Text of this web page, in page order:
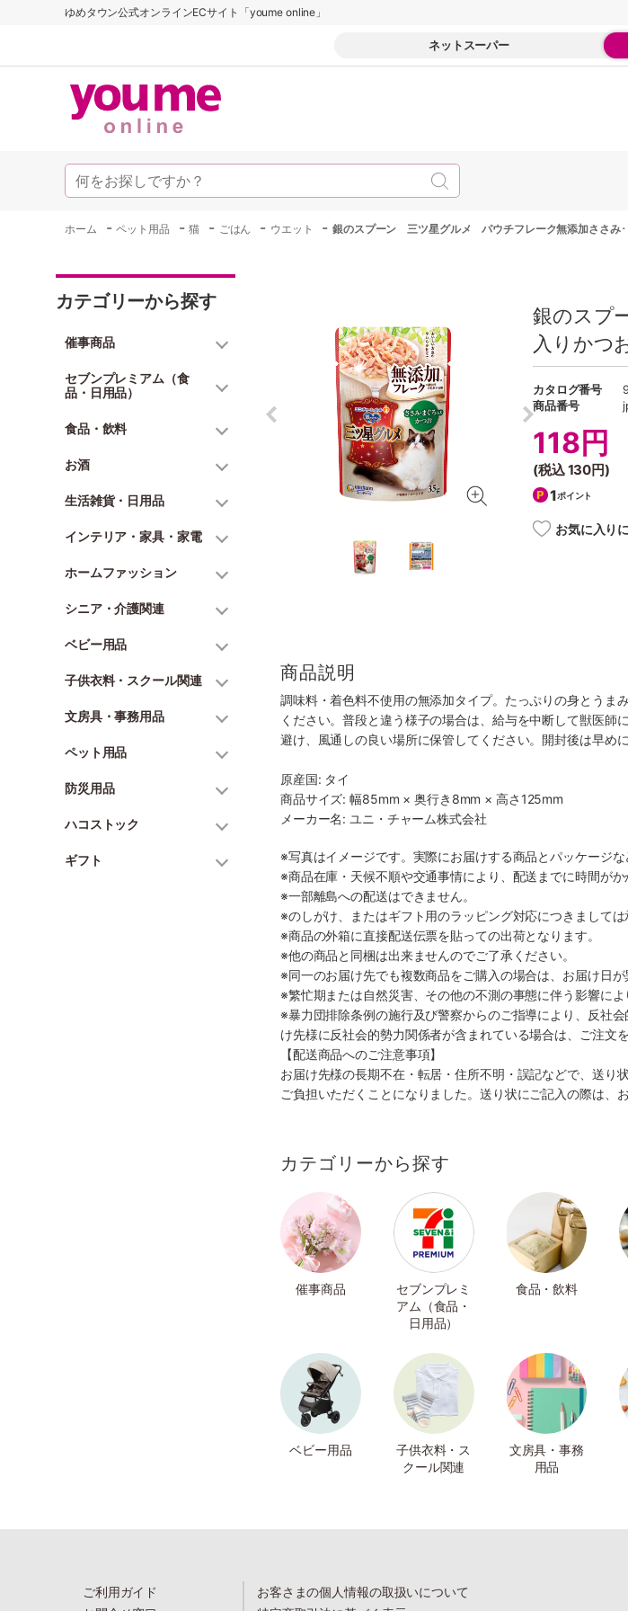
ゆめタウン公式オンラインECサイト「youme online」
ネットスーパー
ホーム -ペット用品 -猫 - ごはん - ウエット -銀のスプーン 三ツ星グルメ パウチフレーク無添加ささみ
カテゴリーから探す
催事商品
セブンプレミアム（食
品・日用品）
食品・飲料
お酒
生活雑貨・日用品
インテリア・家具・家電
ホームファッション
シニア・介護関連
ベビー用品
子供衣料・スクール関連
文房具・事務用品
ペット用品
防災用品
ハコストック
ギフト
銀のスプ
入りかつ
カタログ番号
商品番号
118円
(税込130円)
1ポイント
お気に入り
商品説明
調味料・着色料不使用の無添加タイプ。たっぷりの身とうま
ください。普段と違う様子の場合は、給与を中断して獣医
避け、風通しの良い場所に保管してください。開封後は早めに
原産国: タイ
商品サイズ: 幅85mm × 奥行き8mm × 高さ125mm
メーカー名: ユニ・チャーム株式会社
※写真はイメージです。実際にお届けする商品とパッケージな
※商品在庫・天候不順や交通事情により、配送までに時間がか
※一部離島への配送はできません。
※のしがけ、またはギフト用のラッピング対応につきましては
※商品の外箱に直接配送伝票を貼っての出荷となります。
※他の商品と同梱は出来ませんのでご了承ください。
※同一のお届け先でも複数商品をご購入の場合は、お届け日が
※繁忙期または自然災害、その他の不測の事態に伴う影響に
※暴力団排除条例の施行及び警察からのご指導により、反社
け先様に反社会的勢力関係者が含まれている場合は、ご注文
【配送商品へのご注意事項】
お届け先様の長期不在・転居・住所不明・誤記などで、送り
ご負担いただくことになりました。送り状にご記入の際は、
カテゴリーから探す
催事商品
セブンプレミ
アム（食品・
日用品）
食品・飲料
ベビー用品
子供衣料・ス
クール関連
文房具・事務
用品
ご利用ガイド
お客さまの個人情報の取扱いについて